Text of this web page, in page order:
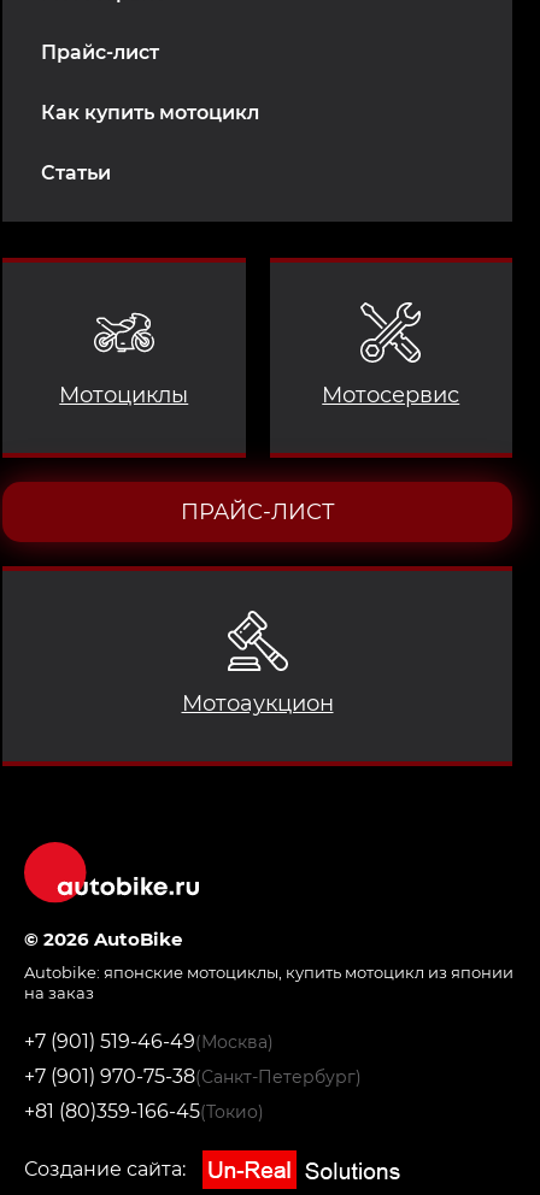
Прайс-лист
Как купить мотоцикл
Статьи
Мотоциклы
Мотоаукцион
Мотосервис
ПРАЙС-ЛИСТ
© 2026 AutoBike
Autobike: японские мотоциклы купить мотоцикл из японии
на заказ
+7 (901) 519-46-49(Москва)
+7 (901) 970-75-38(Санкт-Петербург)
+81 (80)359-166-45(Токио)
Создание сайта: